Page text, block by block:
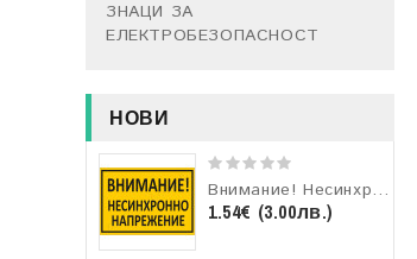
ЗНАЦИ ЗА
ЕЛЕКТРОБЕЗОПАСНОСТ
НОВИ
Внимание! Несинхронно напрежение!
1.54€ (3.00лв.)